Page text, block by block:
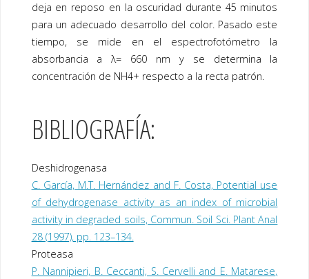
deja en reposo en la oscuridad durante 45 minutos
para un adecuado desarrollo del color. Pasado este
tiempo, se mide en el espectrofotómetro la
absorbancia a λ= 660 nm y se determina la
concentración de NH4+ respecto a la recta patrón.
BIBLIOGRAFÍA:
Deshidrogenasa
C. García, M.T. Hernández and F. Costa, Potential use
of dehydrogenase activity as an index of microbial
activity in degraded soils, Commun. Soil Sci. Plant Anal
28 (1997), pp. 123–134.
Proteasa
P. Nannipieri, B. Ceccanti, S. Cervelli and E. Matarese,